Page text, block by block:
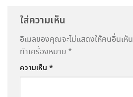
ใส่ความเห็น
อีเมลของคุณจะไม่แสดงให้คนอื่นเห็น
ทำเครื่องหมาย *
ความเห็น *